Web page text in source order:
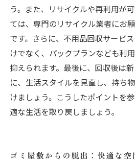
う。また、リサイクルや再利用が
ては、専門のリサイクル業者にお
です。さらに、不用品回収サービ
けでなく、パックプランなども利
抑えられます。最後に、回収後は
に、生活スタイルを見直し、持ち
けましょう。こうしたポイントを
適な生活を取り戻しましょう。
ゴミ屋敷からの脱出：快適な空